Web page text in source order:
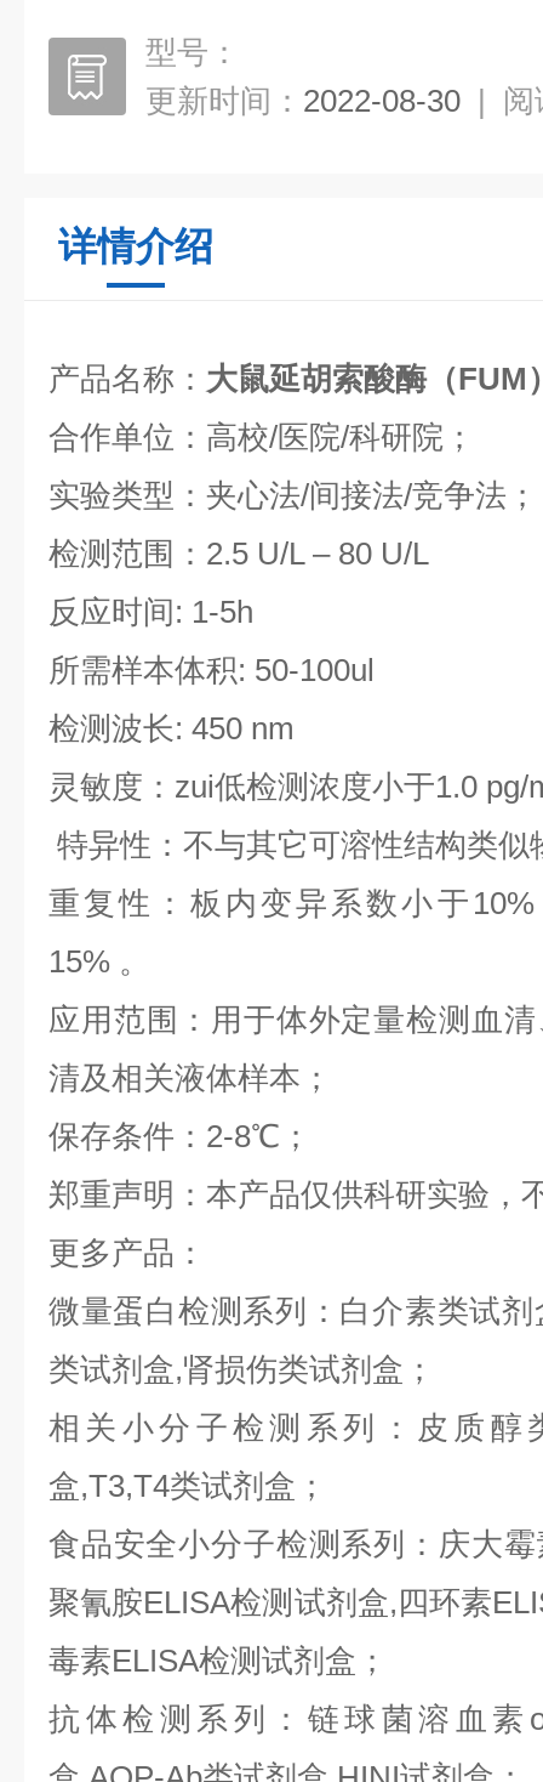
型号：
更新时间： 2022-08-30 | 阅
详情介绍
产品名称： 大鼠延胡索酸酶（FUM
合作单位：高校/医院/科研院；
实验类型：夹心法/间接法/竞争法；
检测范围：2.5 U/L – 80 U/L
反应时间: 1-5h
所需样本体积: 50-100ul
检测波长: 450 nm
灵敏度：zui低检测浓度小于1.0 pg/
特异性：不与其它可溶性结构类似
重复性：板内变异系数小于
15% 。
应用范围：用于体外定量检测血
清及相关液体样本；
保存条件：2-8℃；
郑重声明：本产品仅供科研实验，
更多产品：
微量蛋白检测系列：白介素类试
类试剂盒,肾损伤类试剂盒；
相关小分子检测系列：皮质醇
盒,T3,T4类试剂盒；
食品安全小分子检测系列：庆大
聚氰胺ELISA检测试剂盒,四环素
毒素ELISA检测试剂盒；
抗体检测系列：链球菌溶血素